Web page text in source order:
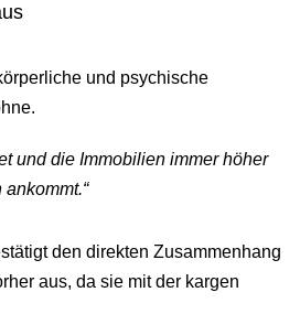
und psychische
und die Immobilien immer höher
den direkten Zusammenhang
aus, da sie mit der kargen